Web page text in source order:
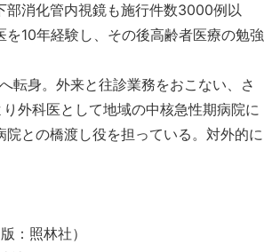
部消化管内視鏡も施行件数3000例以
10年経験し、その後高齢者医療の勉強
転身。外来と往診業務をおこない、さ
外科医として地域の中核急性期病院に
との橋渡し役を担っている。対外的に
：照林社）